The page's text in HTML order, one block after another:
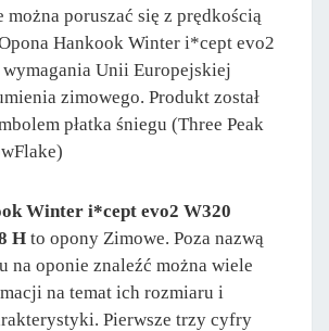
można poruszać się z prędkością
Hankook Winter i*cept evo2
wymagania Unii Europejskiej
zimowego. Produkt został
płatka śniegu (Three Peak
Winter i*cept evo2 W320
H to opony Zimowe. Poza nazwą
na oponie znaleźć można wiele
na temat ich rozmiaru i
Pierwsze trzy cyfry